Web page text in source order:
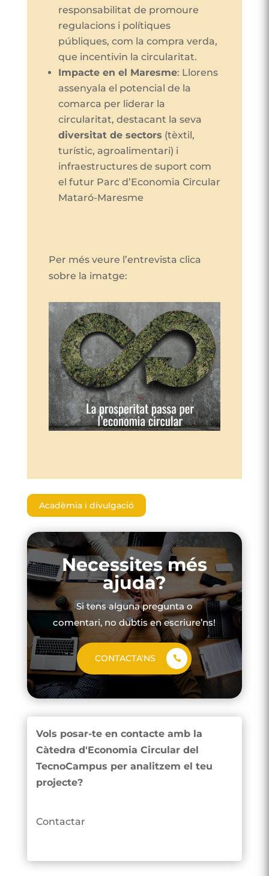
responsabilitat de promoure
regulacions i polítiques
públiques, com la compra verda,
que incentivin la circularitat.
Impacte en el Maresme: Llorens
assenyala el potencial de la
comarca per liderar la
circularitat, destacant la seva
diversitat de sectors (tèxtil,
turístic, agroalimentari) i
infraestructures de suport com
el futur Parc d’Economia Circular
Mataró-Maresme​
Per més veure l’entrevista clica
sobre la imatge:
Acadèmia i divulgació
Necessites més
ajuda?
Si tens alguna pregunta o
comentari, no dubtis en escriure’ns!
CONTACTA'NS
Vols posar-te en contacte amb la
Càtedra d'Economia Circular del
TecnoCampus per analitzem el teu
projecte?
Contactar